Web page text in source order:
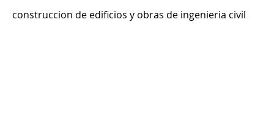
construccion de edificios y obras de ingenieria civil